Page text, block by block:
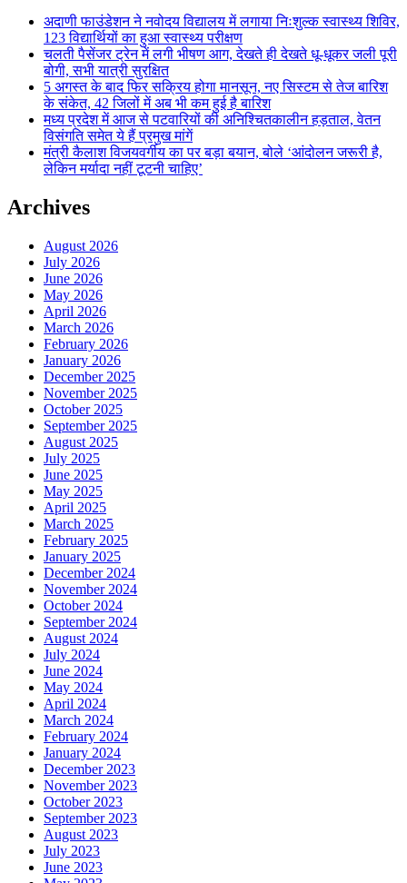
अदाणी फाउंडेशन ने नवोदय विद्यालय में लगाया निःशुल्क स्वास्थ्य शिविर,
123 विद्यार्थियों का हुआ स्वास्थ्य परीक्षण
चलती पैसेंजर ट्रेन में लगी भीषण आग, देखते ही देखते धू-धूकर जली पूरी
बोगी, सभी यात्री सुरक्षित
5 अगस्त के बाद फिर सक्रिय होगा मानसून, नए सिस्टम से तेज बारिश
के संकेत, 42 जिलों में अब भी कम हुई है बारिश
मध्य प्रदेश में आज से पटवारियों की अनिश्चितकालीन हड़ताल, वेतन
विसंगति समेत ये हैं प्रमुख मांगें
मंत्री कैलाश विजयवर्गीय का पर बड़ा बयान, बोले ‘आंदोलन जरूरी है,
लेकिन मर्यादा नहीं टूटनी चाहिए’
Archives
August 2026
July 2026
June 2026
May 2026
April 2026
March 2026
February 2026
January 2026
December 2025
November 2025
October 2025
September 2025
August 2025
July 2025
June 2025
May 2025
April 2025
March 2025
February 2025
January 2025
December 2024
November 2024
October 2024
September 2024
August 2024
July 2024
June 2024
May 2024
April 2024
March 2024
February 2024
January 2024
December 2023
November 2023
October 2023
September 2023
August 2023
July 2023
June 2023